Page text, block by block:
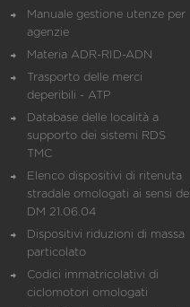
Manuale gestione utenze per
agenzie
Materia ADR-RID-ADN
Trasporto delle merci
deperibili - ATP
Database delle località a
supporto dei sistemi RDS
TMC
Elenco dispositivi di ritenuta
stradale omologati ai sensi del
DM 21.06.04
Dispositivi riduzioni di massa
particolato
Codici immatricolativi di
ciclomotori omologati